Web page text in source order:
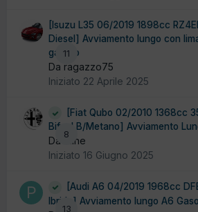
11
[Isuzu L35 06/2019 1898cc
Diesel] Avviamento lungo con
gasolio
Da ragazzo75
Iniziato 22 Aprile 2025
8
[Fiat Qubo 02/2010 1368cc
Bifuel B/Metano] Avviamento
Da Pline
Iniziato 16 Giugno 2025
13
[Audi A6 04/2019 1968cc
Ibrida] Avviamento lungo A6